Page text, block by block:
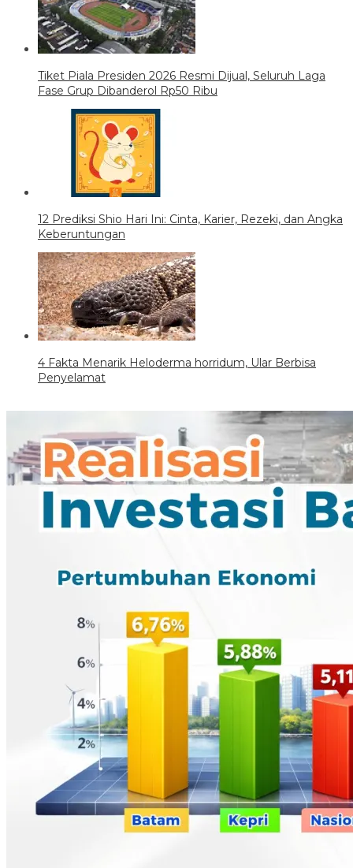
Tiket Piala Presiden 2026 Resmi Dijual, Seluruh Laga
Fase Grup Dibanderol Rp50 Ribu
12 Prediksi Shio Hari Ini: Cinta, Karier, Rezeki, dan Angka
Keberuntungan
4 Fakta Menarik Heloderma horridum, Ular Berbisa
Penyelamat